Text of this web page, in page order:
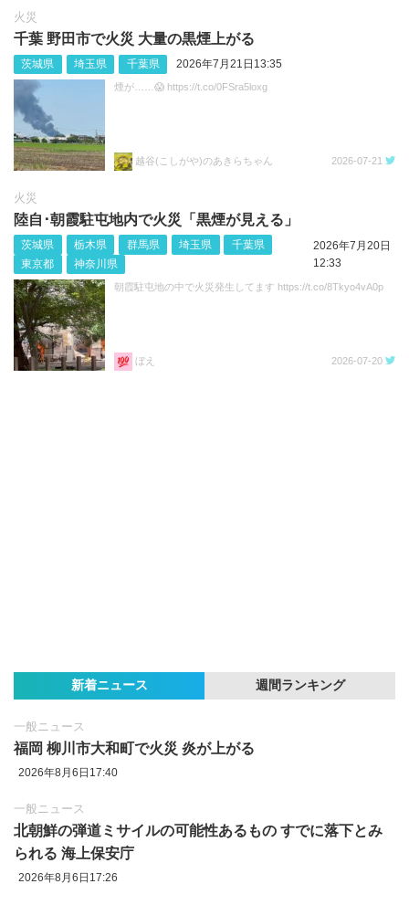
火災
千葉 野田市で火災 大量の黒煙上がる
茨城県 埼玉県 千葉県 2026年7月21日13:35
煙が……😱 https://t.co/0FSra5loxg
越谷(こしがや)のあきらちゃん 2026-07-21
火災
陸自･朝霞駐屯地内で火災「黒煙が見える」
茨城県 栃木県 群馬県 埼玉県
千葉県
東京都
神奈川県
2026年7月20日
12:33
朝霞駐屯地の中で火災発生してます https://t.co/8Tkyo4vA0p
ぼえ 2026-07-20
新着ニュース 週間ランキング
一般ニュース
福岡 柳川市大和町で火災 炎が上がる
2026年8月6日17:40
一般ニュース
北朝鮮の弾道ミサイルの可能性あるもの すでに落下とみ
られる 海上保安庁
2026年8月6日17:26